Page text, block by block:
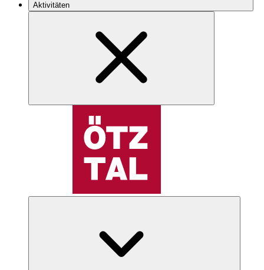
Aktivitäten